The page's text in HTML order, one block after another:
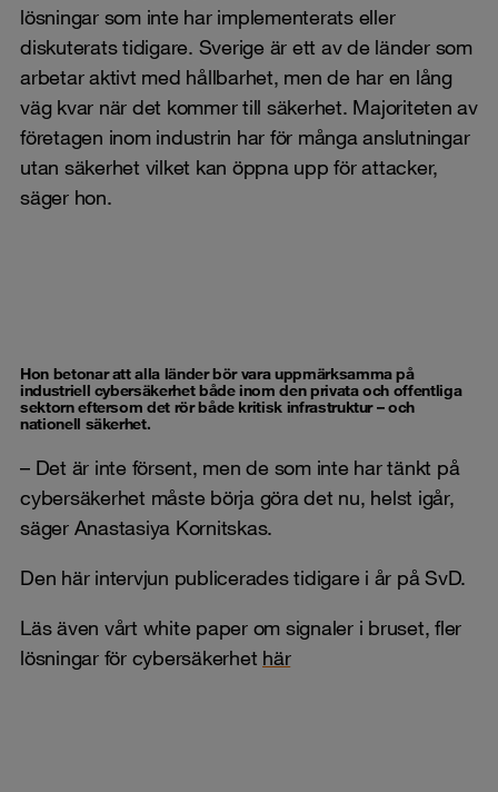
lösningar som inte har implementerats eller
diskuterats tidigare. Sverige är ett av de länder som
arbetar aktivt med hållbarhet, men de har en lång
väg kvar när det kommer till säkerhet. Majoriteten av
företagen inom industrin har för många anslutningar
utan säkerhet vilket kan öppna upp för attacker,
säger hon.
Hon betonar att alla länder bör vara uppmärksamma på
industriell cybersäkerhet både inom den privata och offentliga
sektorn eftersom det rör både kritisk infrastruktur – och
nationell säkerhet.
– Det är inte försent, men de som inte har tänkt på
cybersäkerhet måste börja göra det nu, helst igår,
säger Anastasiya Kornitskas.
Den här intervjun publicerades tidigare i år på SvD.
Läs även vårt white paper om signaler i bruset, fler
lösningar för cybersäkerhet här